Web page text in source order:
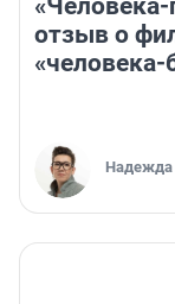
отзыв о
«человека-
Надежда